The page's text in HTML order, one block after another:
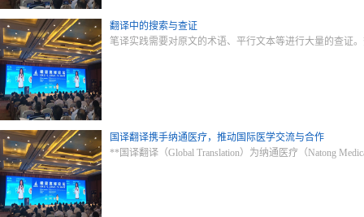
翻译中的搜索与查证
笔译实践需要对原文的术语、平行文本等进行大量的查证
国译翻译携手纳通医疗，推动国际医学交流与合作
**国译翻译（Global Translation）为纳通医疗（Natong